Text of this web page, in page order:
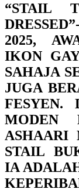
“STAIL
2025,
IKON
SAHAJA
JUGA
FESYEN.
MODEN
ASHAARI
STAIL
IA